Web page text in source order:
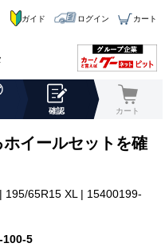
ガイド ログイン カート
確認 カート
イールセットを確
195/65R15 XL | 15400199-
5